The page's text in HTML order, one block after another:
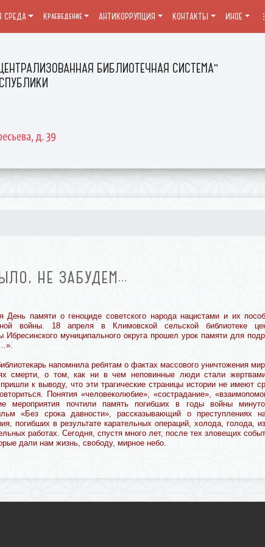
БИБЛИОТЕЧНАЯ СИСТЕМА"
д. 39
СРЕДА Краеведение АНТИКОРРУПЦИЯ КОНТАКТЫ ИНОЕ ⋮
НЕ ЗАБУДЕМ…
День памяти о геноциде советского народа нацистами и их
войны. 18 апреля в Климовской сельской библиотеке
Ибресинского муниципального округа прошел урок памяти для
напомнила ребятам о фактах массового уничтожения
смерти, о том, как ни в чем неповинные люди стали жертвами
к выводу, что эти трагические страницы истории не имеют
Понятия «человеколюбие», «сострадание»,
мероприятия почтили память погибших в годы войны
«Без срока давности», рассказывающий о преступлениях
погибших в результате карательных операций, холода, голода,
работах. Сегодня, спустя много лет, после тех зловещих
дали нам жизнь, свободу, мирное небо.